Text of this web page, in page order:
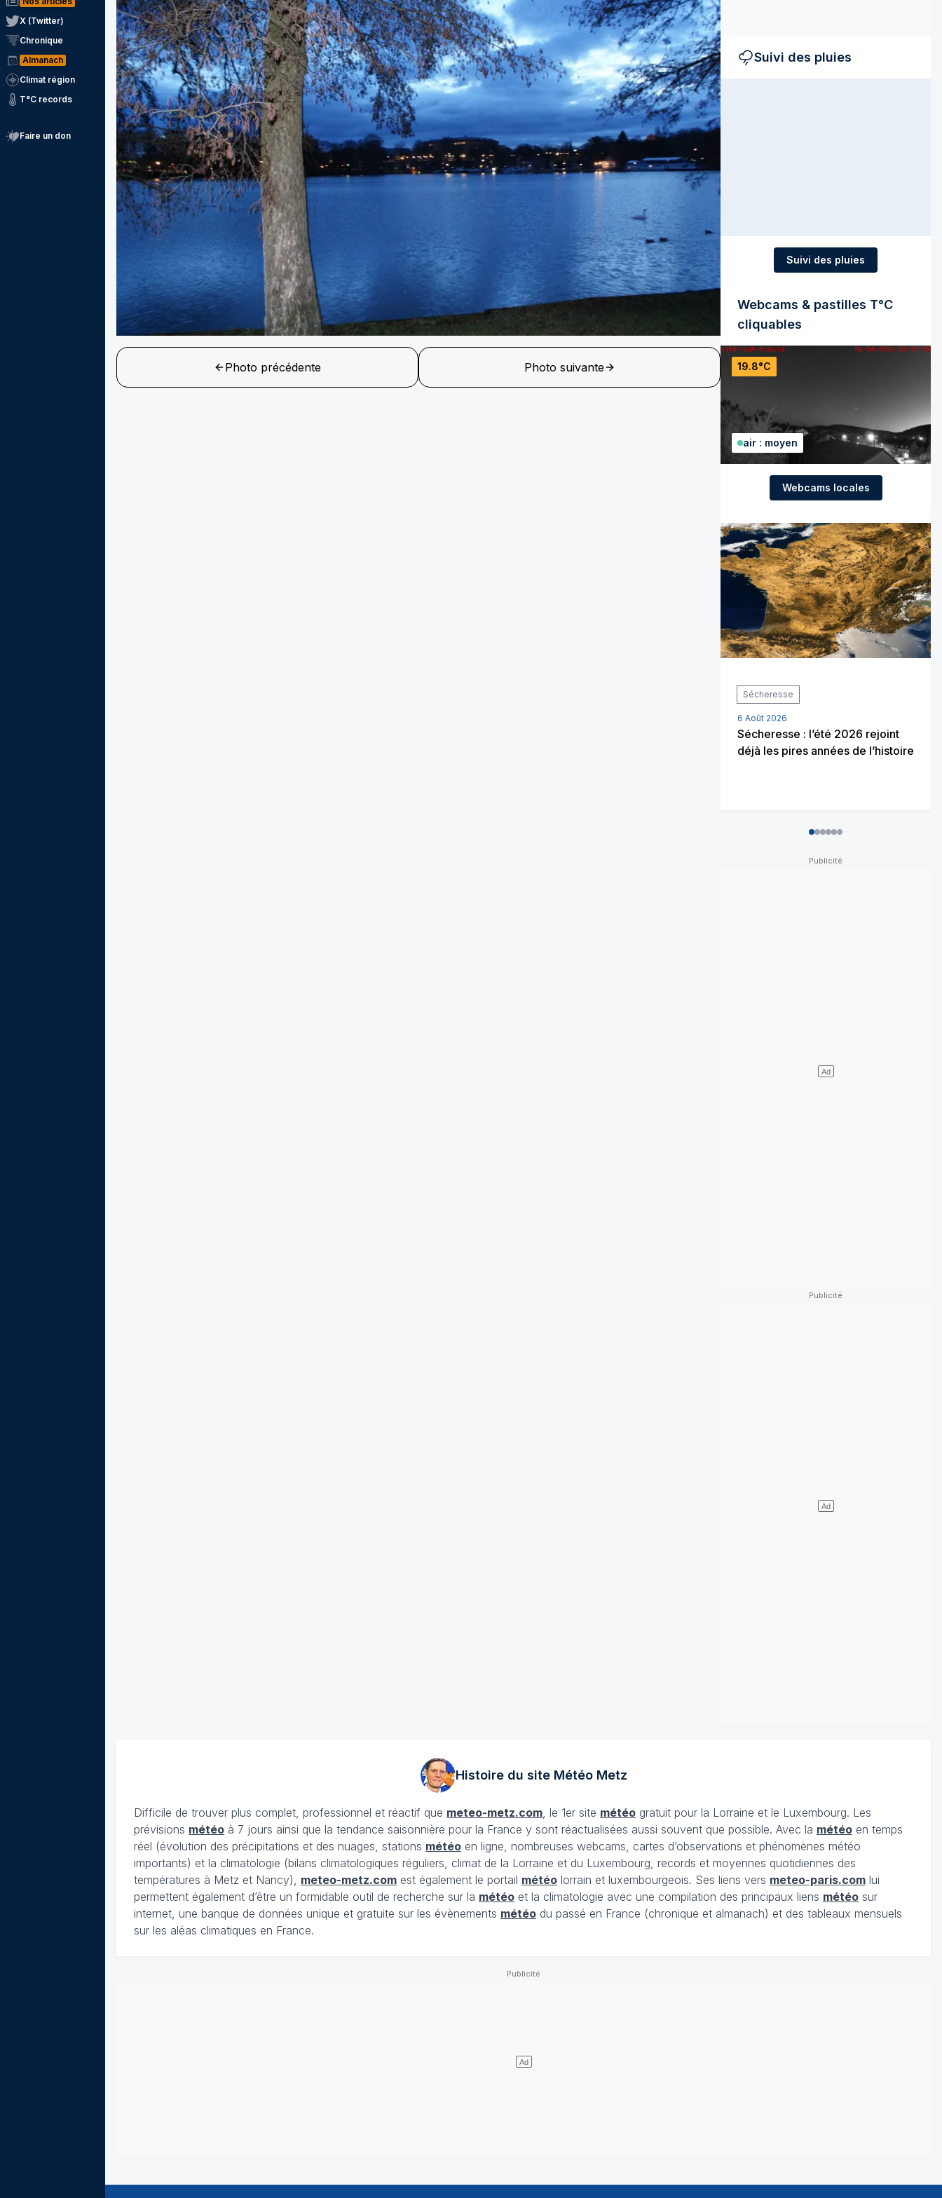
X (Twitter)
Chronique
Almanach
Climat région
T°C records
Faire un don
Photo précédente Photo suivante
Suivi des pluies
Suivi des pluies
Webcams & pastilles T°C
cliquables
19.8°C
air : moyen
Webcams locales
Sécheresse
6 Août 2026
Sécheresse : l’été 2026 rejoint
déjà les pires années de l’histoire
012345
Histoire du site MétéoMetz
Difficile de trouver plus complet, professionnel et réactif que meteo-metz.com , le 1er site météo gratuit pour la Lorraine et le Luxembourg. Les
prévisions météo à 7 jours ainsi que la tendance saisonnière pour la France y sont réactualisées aussi souvent que possible. Avec la météo en temps
réel (évolution des précipitations et des nuages, stations météo en ligne, nombreuses webcams, cartes d’observations et phénomènes météo
importants) et la climatologie (bilans climatologiques réguliers, climat de la Lorraine et du Luxembourg, records et moyennes quotidiennes des
températures à Metz et Nancy), meteo-metz.com est également le portail météo lorrain et luxembourgeois. Ses liens vers meteo-paris.com lui
permettent également d’être un formidable outil de recherche sur la météo et la climatologie avec une compilation des principaux liens météo sur
internet, une banque de données unique et gratuite sur les évènements météo du passé en France (chronique et almanach) et des tableaux mensuels
sur les aléas climatiques en France.